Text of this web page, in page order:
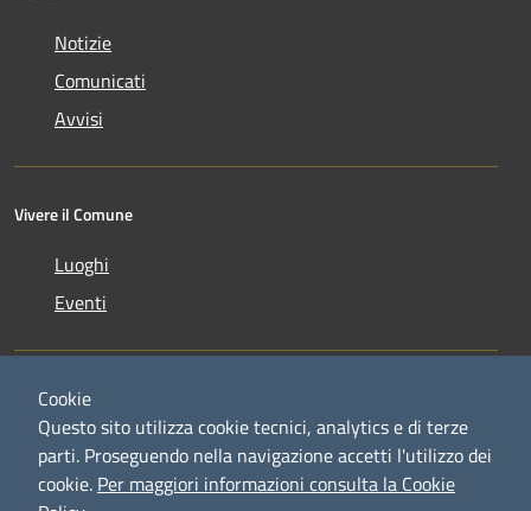
Notizie
Comunicati
Avvisi
Vivere il Comune
Luoghi
Eventi
RSS
Accessibilità
Copyright © 2026 • Comune di
Credaro • Powered by
Cookie
Questo sito utilizza cookie tecnici, analytics e di terze
parti. Proseguendo nella navigazione accetti l'utilizzo dei
cookie. Per maggiori informazioni consulta la Cookie